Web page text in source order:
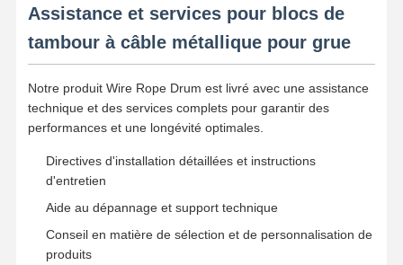
Assistance et services pour blocs de
tambour à câble métallique pour grue
Notre produit Wire Rope Drum est livré avec une assistance
technique et des services complets pour garantir des
performances et une longévité optimales.
Directives d'installation détaillées et instructions
d'entretien
Aide au dépannage et support technique
Conseil en matière de sélection et de personnalisation de
produits